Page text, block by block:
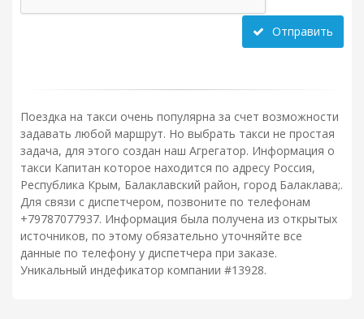
Отправить
Поездка на такси очень популярна за счет возможности
задавать любой маршрут. Но выбрать такси не простая
задача, для этого создан наш Агрегатор. Информация о
такси Капитан которое находится по адресу Россия,
Республика Крым, Балаклавский район, город Балаклава;.
Для связи с диспетчером, позвоните по телефонам
+79787077937. Информация была получена из открытых
источников, по этому обязательно уточняйте все
данные по телефону у диспетчера при заказе.
Уникальный индефикатор компании #13928.